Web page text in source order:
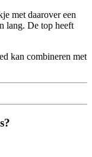
met daarover een
lang. De top heeft
kan combineren met